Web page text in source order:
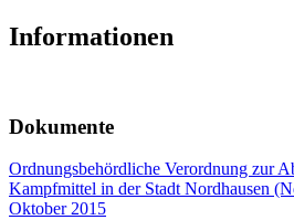
Informationen
Dokumente
Ordnungsbehördliche Verordnung zur
Kampfmittel in der Stadt Nordhausen
Oktober 2015